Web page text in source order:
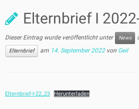
Elternbrief I
Dieser Eintrag wurde veröffentlicht unter News
Elternbrief am 14. September 2022 von Geil
Elternbrief-I-22_23 Herunterladen